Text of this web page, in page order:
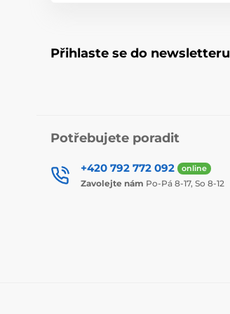
Přihlaste se do newsletteru
Potřebujete poradit
+420 792 772 092 online
Zavolejte nám Po-Pá 8-17, So 8-12